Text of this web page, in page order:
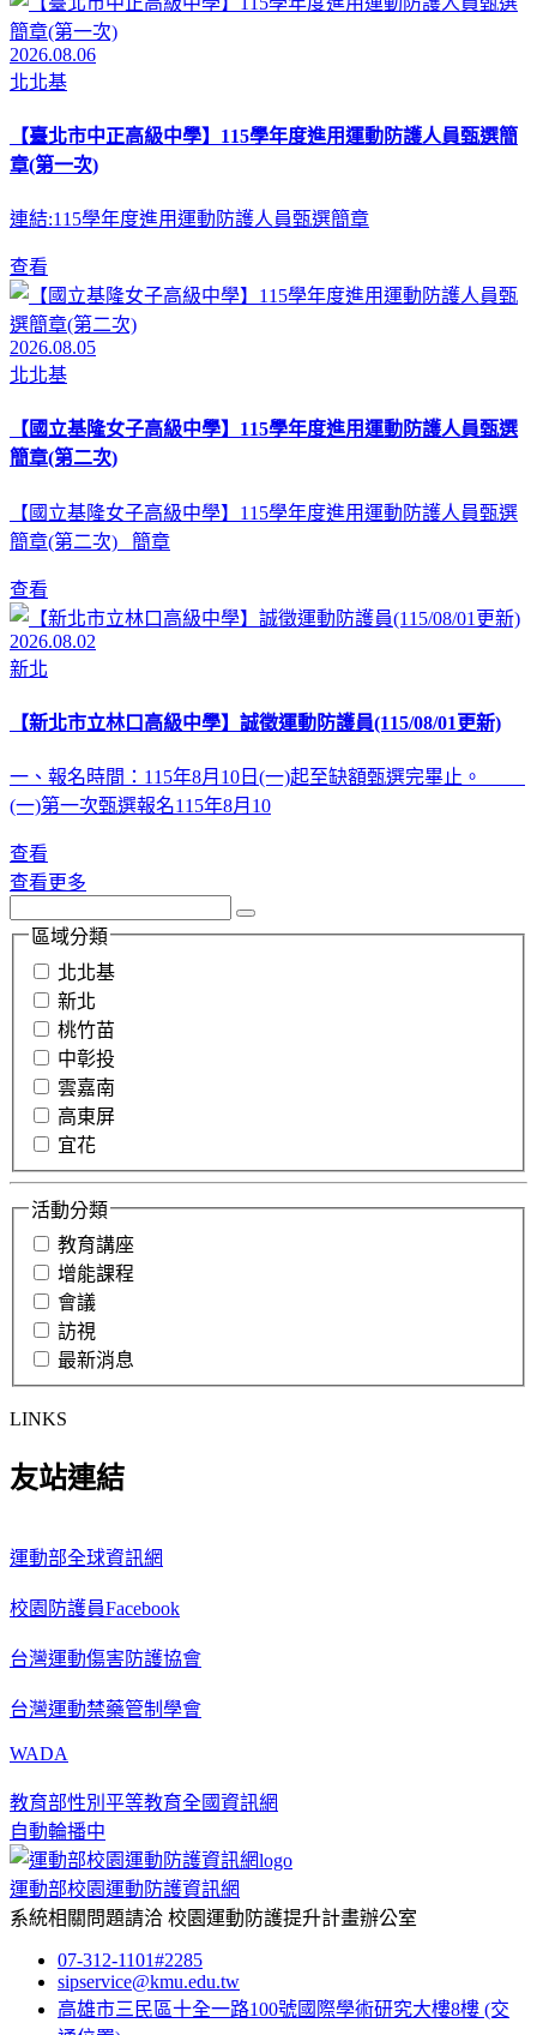
2026.08.06
北北基
【臺北市中正高級中學】115學年度進用運動防護人員甄選簡
章(第一次)
連結:115學年度進用運動防護人員甄選簡章
查看
2026.08.05
北北基
【國立基隆女子高級中學】115學年度進用運動防護人員甄選
簡章(第二次)
【國立基隆女子高級中學】115學年度進用運動防護人員甄選
簡章(第二次) 簡章
查看
2026.08.02
新北
【新北市立林口高級中學】誠徵運動防護員(115/08/01更新)
一、報名時間：115年8月10日(一)起至缺額甄選完畢止。
(一)第一次甄選報名115年8月10
查看
查看更多
區域分類
北北基
新北
桃竹苗
中彰投
雲嘉南
高東屏
宜花
活動分類
教育講座
增能課程
會議
訪視
最新消息
LINKS
友站連結
運動部全球資訊網
校園防護員Facebook
台灣運動傷害防護協會
台灣運動禁藥管制學會
WADA
教育部性別平等教育全國資訊網
自動輪播中
運動部校園運動防護資訊網
系統相關問題請洽 校園運動防護提升計畫辦公室
07-312-1101#2285
sipservice@kmu.edu.tw
高雄市三民區十全一路100號國際學術研究大樓8樓 (交